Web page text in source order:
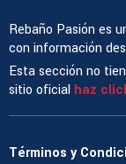
Rebaño Pasión es
con información
Esta sección no
sitio oficial haz
Términos y